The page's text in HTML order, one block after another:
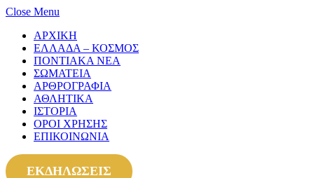
Close Menu
ΑΡΧΙΚΗ
ΕΛΛΑΔΑ – ΚΟΣΜΟΣ
ΠΟΝΤΙΑΚΑ ΝΕΑ
ΣΩΜΑΤΕΙΑ
ΑΡΘΡΟΓΡΑΦΙΑ
ΑΘΛΗΤΙΚΑ
ΙΣΤΟΡΙΑ
ΟΡΟΙ ΧΡΗΣΗΣ
ΕΠΙΚΟΙΝΩΝΙΑ
ΕΚΔΗΛΩΣΕΙΣ